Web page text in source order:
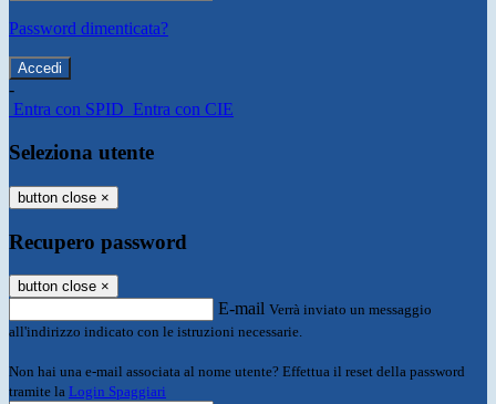
Password dimenticata?
-
Entra con SPID Entra con CIE
Seleziona utente
button close ×
Recupero password
button close ×
E-mail Verrà inviato un messaggio
all'indirizzo indicato con le istruzioni necessarie.
Non hai una e-mail associata al nome utente? Effettua il reset della password
tramite la Login Spaggiari